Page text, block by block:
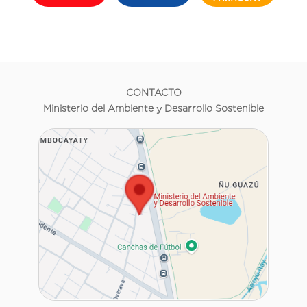
CONTACTO
Ministerio del Ambiente y Desarrollo Sostenible